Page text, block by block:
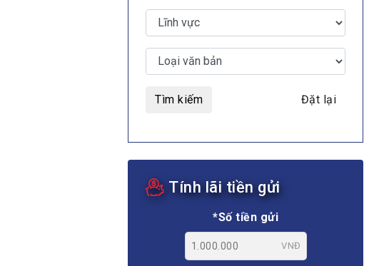
MULTIMEDIA
Video
E-magazines
Tìm kiếm Đặt lại
Tính lãi tiền gửi
*Số tiền gửi
VNĐ